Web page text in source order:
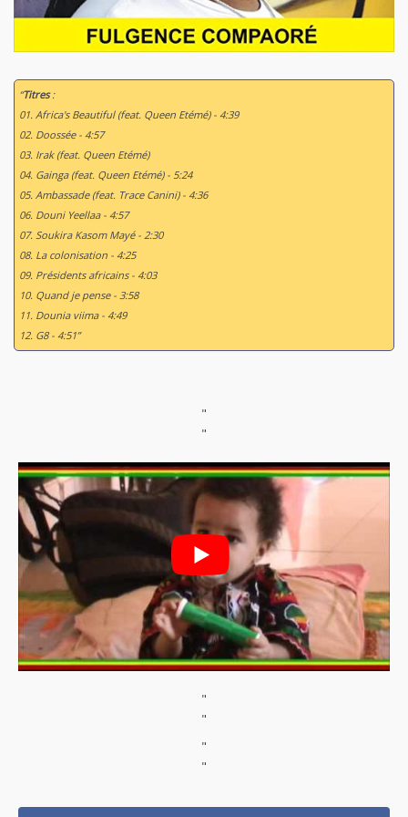
“Titres:
01. Africa's Beautiful (feat. Queen Etémé) - 4:39
02. Doossée - 4:57
03. Irak (feat. Queen Etémé)
04. Gainga (feat. Queen Etémé) - 5:24
05. Ambassade (feat. Trace Canini) - 4:36
06. Douni Yeellaa - 4:57
07. Soukira Kasom Mayé - 2:30
08. La colonisation - 4:25
09. Présidents africains - 4:03
10. Quand je pense - 3:58
11. Dounia viima - 4:49
12. G8 - 4:51”
"
"
"
"
"
"